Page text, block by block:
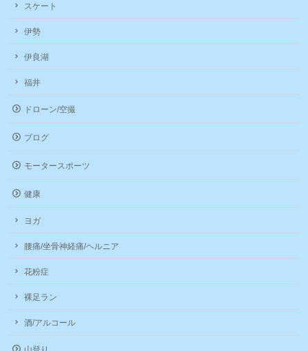
スケート
伊勢
伊良湖
福井
ドローン/空撮
ブログ
モータースポーツ
健康
ヨガ
腰痛/坐骨神経痛/ヘルニア
花粉症
裸足ラン
酒/アルコール